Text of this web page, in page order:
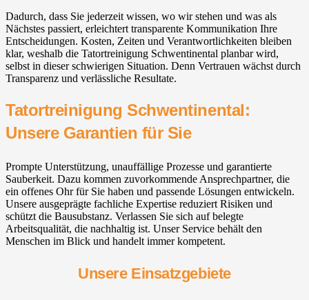
Dadurch, dass Sie jederzeit wissen, wo wir stehen und was als
Nächstes passiert, erleichtert transparente Kommunikation Ihre
Entscheidungen. Kosten, Zeiten und Verantwortlichkeiten bleiben
klar, weshalb die Tatortreinigung Schwentinental planbar wird,
selbst in dieser schwierigen Situation. Denn Vertrauen wächst durch
Transparenz und verlässliche Resultate.
Tatortreinigung Schwentinental:
Unsere Garantien für Sie
Prompte Unterstützung, unauffällige Prozesse und garantierte
Sauberkeit. Dazu kommen zuvorkommende Ansprechpartner, die
ein offenes Ohr für Sie haben und passende Lösungen entwickeln.
Unsere ausgeprägte fachliche Expertise reduziert Risiken und
schützt die Bausubstanz. Verlassen Sie sich auf belegte
Arbeitsqualität, die nachhaltig ist. Unser Service behält den
Menschen im Blick und handelt immer kompetent.
Unsere Einsatzgebiete